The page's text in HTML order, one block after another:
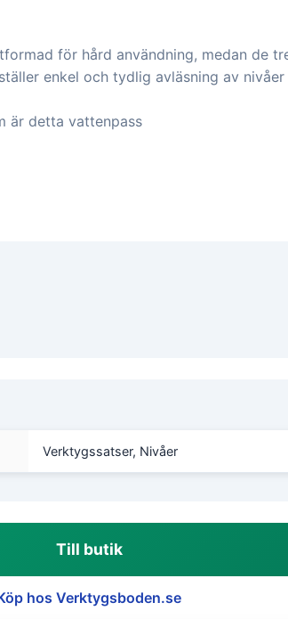
för hård användning, medan de
enkel och tydlig avläsning av nivåer
är detta vattenpass
Verktygssatser, Nivåer
Till butik
hos Verktygsboden.se